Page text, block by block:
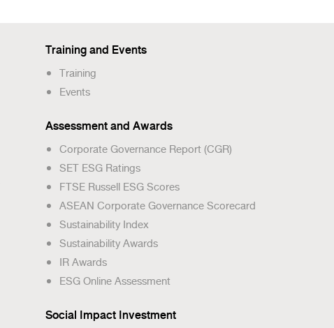
Training and Events
Training
Events
Assessment and Awards
Corporate Governance Report (CGR)
SET ESG Ratings
FTSE Russell ESG Scores
ASEAN Corporate Governance Scorecard
Sustainability Index
Sustainability Awards
IR Awards
ESG Online Assessment
Social Impact Investment